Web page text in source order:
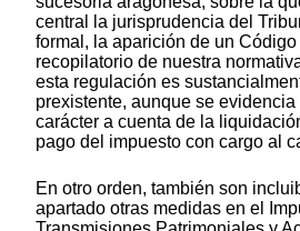
central la jurisprudencia del
formal, la aparición de un
recopilatorio de nuestra
esta regulación es
prexistente, aunque se evidencia
carácter a cuenta de la
pago del impuesto con cargo al
En otro orden, también son
apartado otras medidas en el